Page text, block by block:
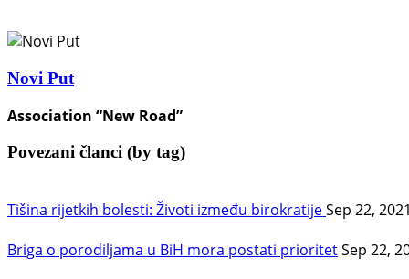
Novi Put
Association “New Road”
Povezani članci (by tag)
Tišina rijetkih bolesti: Životi između birokratijeSep 22,
Briga o porodiljama u BiH mora postati prioritetSep 22,